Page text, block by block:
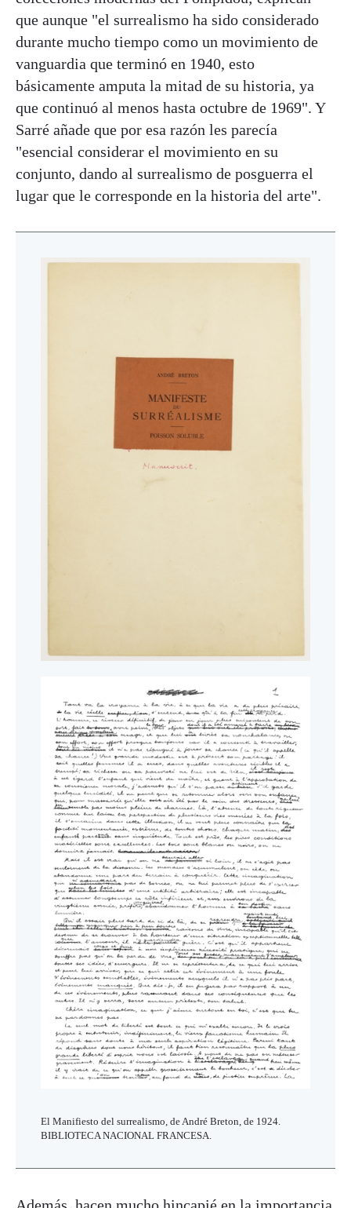
que aunque "el surrealismo ha sido considerado
durante mucho tiempo como un movimiento de
vanguardia que terminó en 1940, esto
básicamente amputa la mitad de su historia, ya
que continuó al menos hasta octubre de 1969". Y
Sarré añade que por esa razón les parecía
"esencial considerar el movimiento en su
conjunto, dando al surrealismo de posguerra el
lugar que le corresponde en la historia del arte".
El Manifiesto del surrealismo, de André Breton, de 1924.
BIBLIOTECA NACIONAL FRANCESA.